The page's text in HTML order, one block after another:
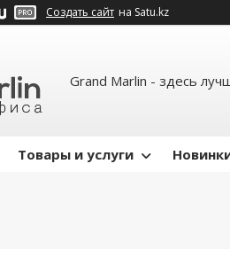
Создать сайт на Satu.kz
Grand Marlin - здесь
Товары и услуги